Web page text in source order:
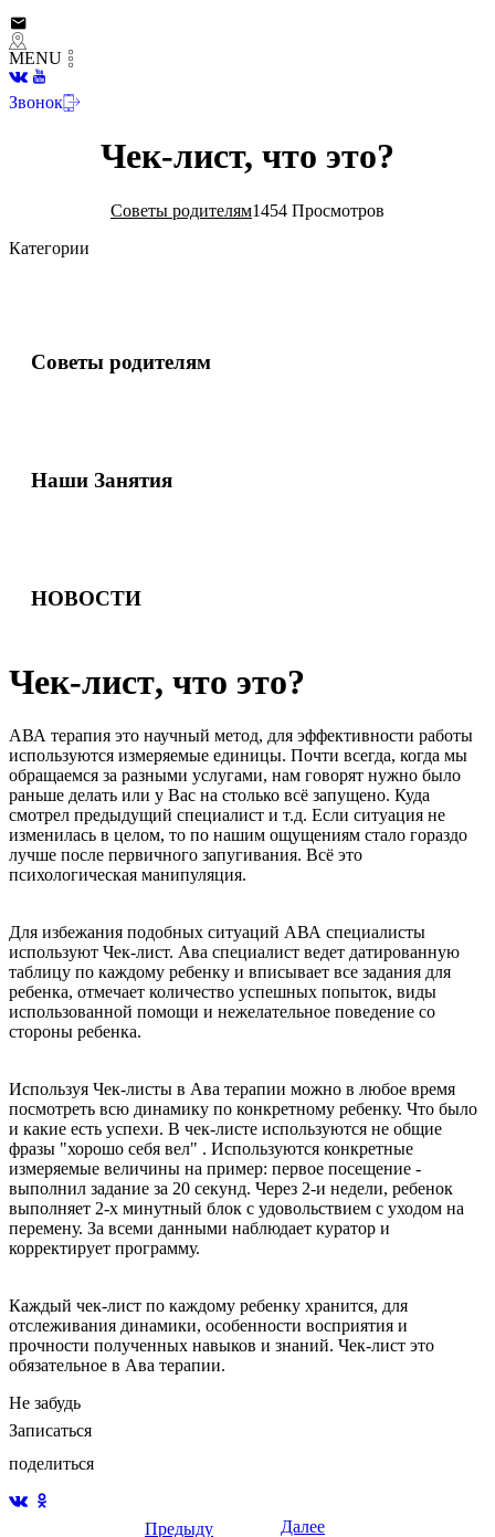
MENU
Звонок
Чек-лист, что это?
Советы родителям1454 Просмотров
Категории
Советы родителям
Наши Занятия
НОВОСТИ
Чек-лист, что это?
АВА терапия это научный метод, для эффективности работы
используются измеряемые единицы. Почти всегда, когда мы
обращаемся за разными услугами, нам говорят нужно было
раньше делать или у Вас на столько всё запущено. Куда
смотрел предыдущий специалист и т.д. Если ситуация не
изменилась в целом, то по нашим ощущениям стало гораздо
лучше после первичного запугивания. Всё это
психологическая манипуляция.
Для избежания подобных ситуаций АВА специалисты
используют Чек-лист. Ава специалист ведет датированную
таблицу по каждому ребенку и вписывает все задания для
ребенка, отмечает количество успешных попыток, виды
использованной помощи и нежелательное поведение со
стороны ребенка.
Используя Чек-листы в Ава терапии можно в любое время
посмотреть всю динамику по конкретному ребенку. Что было
и какие есть успехи. В чек-листе используются не общие
фразы "хорошо себя вел" . Используются конкретные
измеряемые величины на пример: первое посещение -
выполнил задание за 20 секунд. Через 2-и недели, ребенок
выполняет 2-х минутный блок с удовольствием с уходом на
перемену. За всеми данными наблюдает куратор и
корректирует программу.
Каждый чек-лист по каждому ребенку хранится, для
отслеживания динамики, особенности восприятия и
прочности полученных навыков и знаний. Чек-лист это
обязательное в Ава терапии.
Не забудь
Записаться
поделиться
Предыду
Далее